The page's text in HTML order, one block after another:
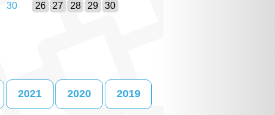
30
26
27 28 29 30
2021 2020 2019